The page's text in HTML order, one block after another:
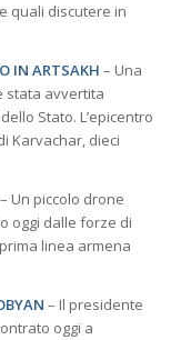
quali discutere in
IN ARTSAKH – Una
stata avvertita
Stato. L’epicentro
Karvachar, dieci
Un piccolo drone
oggi dalle forze di
linea armena
– Il presidente
oggi a